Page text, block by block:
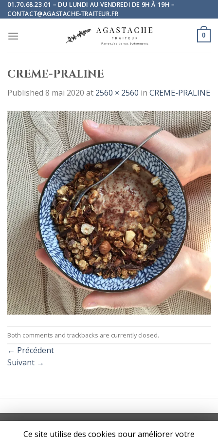
Skip
to
01.70.68.23.01 – DU LUNDI AU VENDREDI DE 9H À 19H –
CONTACT@AGASTACHE-TRAITEUR.FR
0
CREME-PRALINE
Published 8 mai 2020 at 2560 × 2560 in CREME-PRALINE
Both comments and trackbacks are currently closed.
← Précédent
Suivant →
CONTACT
Ce site utilise des cookies pour améliorer votre